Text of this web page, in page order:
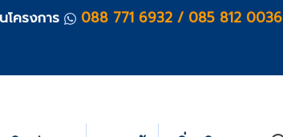
โครงการ 088 771 6932 / 085 812 0036